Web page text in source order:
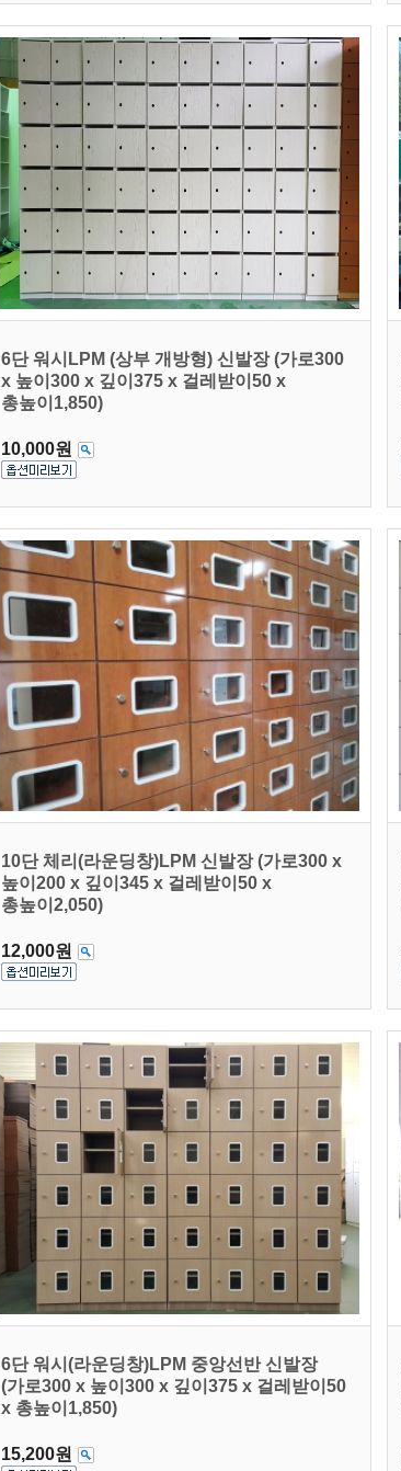
6단 워시LPM (상부 개방형) 신발장 (가로300
x 높이300 x 깊이375 x 걸레받이50 x
총높이1,850)
10,000원
10단 체리(라운딩창)LPM 신발장 (가로300 x
높이200 x 깊이345 x 걸레받이50 x
총높이2,050)
12,000원
6단 워시(라운딩창)LPM 중앙선반 신발장
(가로300 x 높이300 x 깊이375 x 걸레받이50
x 총높이1,850)
15,200원